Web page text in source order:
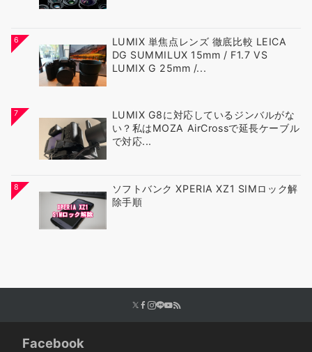
6
LUMIX 単焦点レンズ 徹底比較 LEICA
DG SUMMILUX 15mm / F1.7 VS
LUMIX G 25mm /...
7
LUMIX G8に対応しているジンバルがな
い？私はMOZA AirCrossで延長ケーブル
で対応...
8
ソフトバンク XPERIA XZ1 SIMロック解
除手順
Facebook